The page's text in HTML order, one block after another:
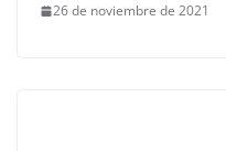
26 de noviembre de 2021